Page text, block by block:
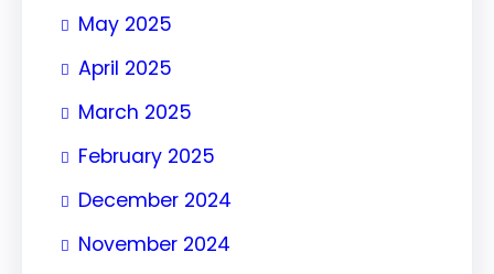
May 2025
April 2025
March 2025
February 2025
December 2024
November 2024